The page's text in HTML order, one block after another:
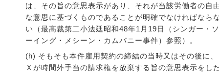
は、その旨の意思表示があり、それが当該労働者の自
な意思に基づくものであることが明確でなければなら
い（最高裁第二小法廷昭和48年1月19日（シンガー・ソ
ーイング・メシーン・カムパニー事件）参照）。
(h) そもそも本件雇用契約の締結の当時又はその後に、
Ｘが時間外手当の請求権を放棄する旨の意思表示をし